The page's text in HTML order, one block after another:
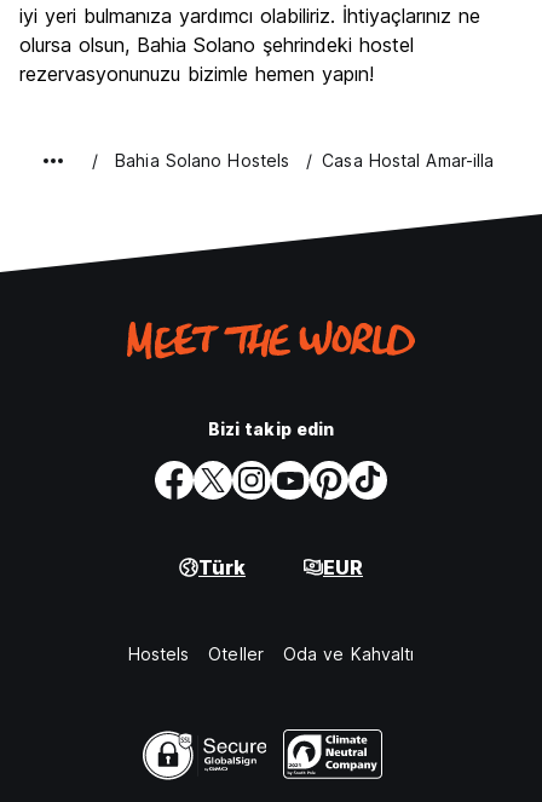
iyi yeri bulmanıza yardımcı olabiliriz. İhtiyaçlarınız ne
olursa olsun, Bahia Solano şehrindeki hostel
rezervasyonunuzu bizimle hemen yapın!
Bahia Solano Hostels Casa Hostal Amar-illa
Bizi takip edin
Türk EUR
Hostels Oteller Oda ve Kahvaltı